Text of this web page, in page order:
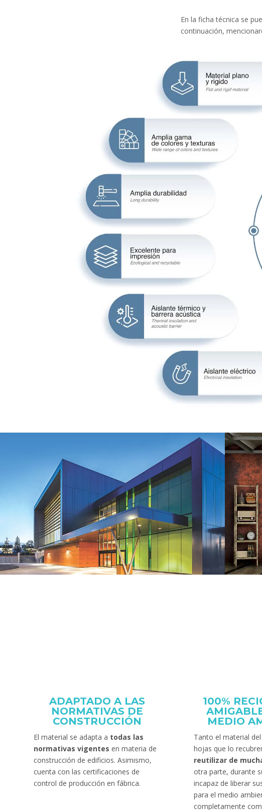
En la ficha técnica se
continuación,
ADAPTADO A LAS
NORMATIVAS DE
CONSTRUCCIÓN
El material se adapta a todas las
normativas vigentes en materia de
construcción de edificios. Asimismo,
cuenta con las certificaciones de
control de producción en fábrica.
100%
MEDIO
Tanto el material
hojas que lo
reutilizar de
otra parte, durante
incapaz de liberar
para el medio
completamente